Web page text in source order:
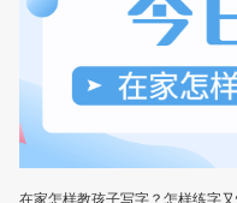
在家怎样教孩子写字？怎样练字又